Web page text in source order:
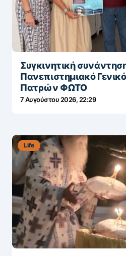
Συγκινητική
Πανεπιστημιακό
Πατρών ΦΩΤΟ
7 Αυγούστου 2026, 22:29
Life